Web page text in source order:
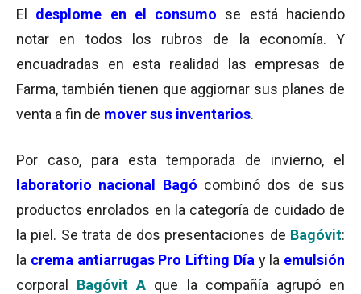
El desplome en el consumo se está haciendo
notar en todos los rubros de la economía. Y
encuadradas en esta realidad las empresas de
Farma, también tienen que aggiornar sus planes de
venta a fin de mover sus inventarios.
Por caso, para esta temporada de invierno, el
laboratorio nacional Bagó combinó dos de sus
productos enrolados en la categoría de cuidado de
la piel. Se trata de dos presentaciones de Bagóvit:
la crema antiarrugas Pro Lifting Día y la emulsión
corporal Bagóvit A que la compañía agrupó en